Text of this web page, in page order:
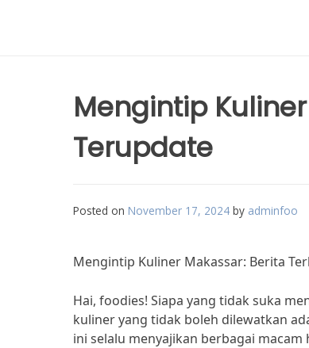
Mengintip
Terupdate
Posted on November 17, 2024 by adminfoo
Mengintip Kuliner Makassar: Berita
Hai, foodies! Siapa yang tidak suka
kuliner yang tidak boleh dilewatkan
ini selalu menyajikan berbagai